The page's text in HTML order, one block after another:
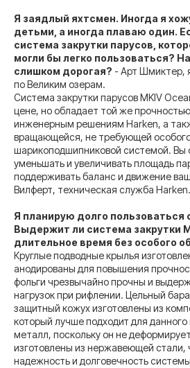
Я заядлый яхтсмен. Иногда я
детьми, а иногда плаваю один.
система закрутки парусов,
могли бы легко пользоваться?
слишком дорогая? - Арт Шмиктер,
по Великим озерам.
Система закрутки парусов MKIV
цене, но обладает той же
инженерным решениям Harken, а
вращающейся, не требующей
шарикоподшипниковой системой.
уменьшать и увеличивать площадь
поддерживать баланс и движение
Вилферт, техническая служба Harken.
Я планирую долго пользоваться
Выдержит ли система закрутки
длительное время без особого
Круглые подводные крылья
анодированы для повышения
фольги чрезвычайно прочны и
нагрузок при рифлении. Цельный
защитный кожух изготовлены из
который лучше подходит для
металл, поскольку он не
изготовлены из нержавеющей стали,
надежность и долговечность